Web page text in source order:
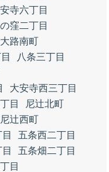
寺六丁目
窪二丁目
路南町
八条三丁目
大安寺西三丁目
目
尼辻北町
尼辻西町
五条西二丁目
五条畑二丁目
目